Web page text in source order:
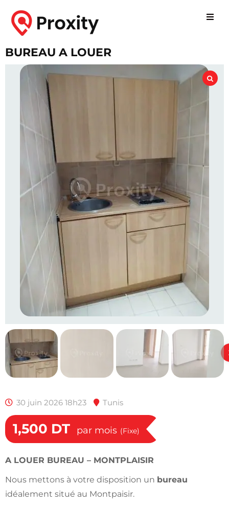
BUREAU A LOUER
30 juin 2026 18h23 Tunis
1,500 DT par mois (Fixe)
A LOUER BUREAU – MONTPLAISIR
Nous mettons à votre disposition un bureau
idéalement situé au Montpaisir.